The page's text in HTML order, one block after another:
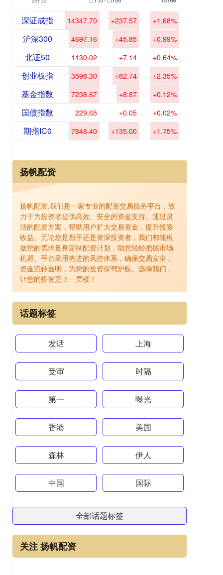
深证成指 14347.70 +237.57 +1.68%
沪深300 4697.16 +45.85 +0.99%
北证50 1130.02 +7.14 +0.64%
创业板指 3598.30 +82.74 +2.35%
基金指数 7238.67 +8.87 +0.12%
国债指数 229.65 +0.05 +0.02%
期指IC0 7848.40 +135.00 +1.75%
扬帆配资
扬帆配资,我们是一家专业的配资交易服务平台，致
力于为投资者提供高效、安全的资金支持。通过灵
活的配资方案，帮助用户扩大交易资金，提升投资
收益。无论您是新手还是资深投资者，我们都能根
据您的需求量身定制配资计划，助您轻松把握市场
机遇。平台采用先进的风控体系，确保交易安全，
资金流转透明，为您的投资保驾护航。选择我们，
让您的投资更上一层楼！
话题标签
发话 上海
受审 时隔
第一 曝光
香港 美国
森林 伊人
中国 国际
全部话题标签
关注 扬帆配资